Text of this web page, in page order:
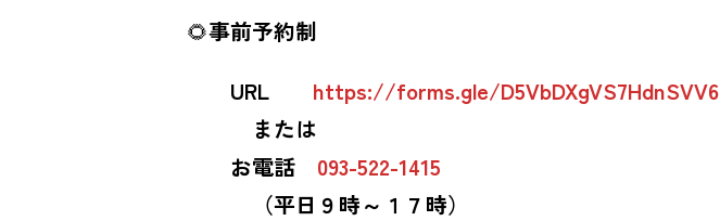
🌻事前予約制
URL https://forms.gle/D5VbDXgVS7HdnSVV6
または
お電話 093-522-1415
（平日９時～１７時）